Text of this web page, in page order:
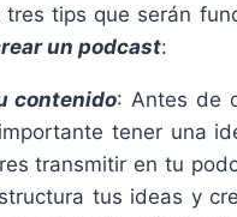
tips que serán
un podcast:
contenido: Antes de
tener una
transmitir en tu
tus ideas y